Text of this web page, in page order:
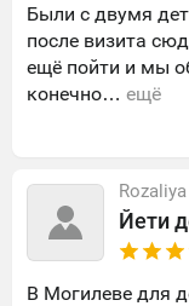
Были с двумя
после визита
ещё пойти и мы
конечно… ещё
Rozaliya
Йети
В Могилеве для